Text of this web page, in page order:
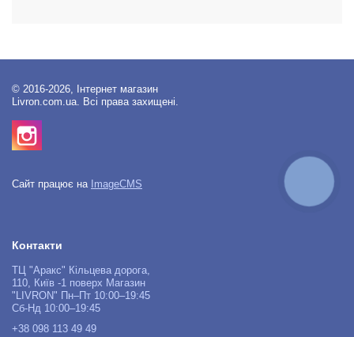
© 2016-2026, Інтернет магазин
Livron.com.ua. Всі права захищені.
Сайт працює на ImageCMS
Контакти
ТЦ "Аракс" Кільцева дорога,
110, Київ -1 поверх Магазин
"LIVRON" Пн–Пт 10:00–19:45
Сб-Нд 10:00–19:45
+38 098 113 49 49